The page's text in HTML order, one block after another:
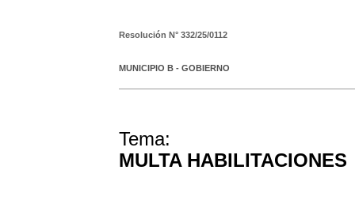
Resolución N° 332/25/0112
MUNICIPIO B - GOBIERNO
Tema:
MULTA HABILITACIONES